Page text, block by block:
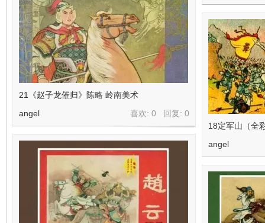
21《赵子龙催归》陈略 岭南美术
喜欢: 0 回复: 0
angel
18定军山（全
angel